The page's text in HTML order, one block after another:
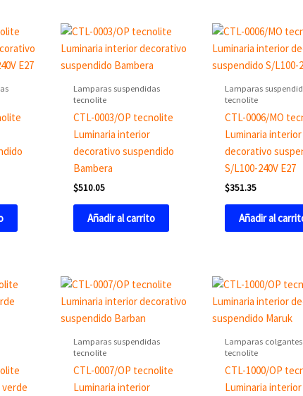
Lamparas suspendidas
tecnolite
CTL-0003/OP tecnolite
Luminaria interior
decorativo suspendido
Bambera
$510.05
Añadir al carrito
Lamparas
tecnolite
CTL-0006/MO
Luminaria interior
decorativo
S/L100-240V E27
$351.35
Añadir al
verde
Lamparas suspendidas
tecnolite
CTL-0007/OP tecnolite
Luminaria interior
Lamparas colgantes
tecnolite
CTL-1000/OP
Luminaria interior